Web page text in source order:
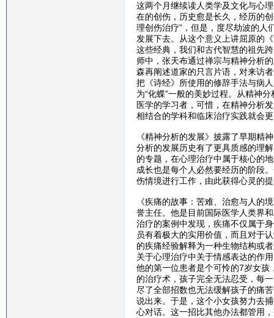
这两个月继续读人类学及文化与心
在的创伤，历史愈是长久，经历的
理创伤治疗”，但是，度尽劫波的人
发展下去。从这个意义上讲屈原的
这些经典，我们和古代智慧的祖先
师中，张天布通过禅宗与精神分析
森再阐述道家的只言片语，对来访
把《诗经》所使用的修辞手法与病
为“化蝶”一般的美妙过程。从精神
医学的学习者，可惜，在精神分析
相结合的学科和临床治疗实践就会
《精神分析的发展》披露了早期精
分析的发展历史有了更具质感的理
的专题，在心理治疗中属于核心的
成长也是每个人必然要经历的阶段
伤情境进行工作，由此获得心灵的
《疾痛的故事：苦难、治愈与人的
誉主任。他是目前国际医学人类界
治疗的案例中发现，疾痛不仅属于
员有着极大的实用价值，而且对于
的疾痛经验解释为一种生物结构或
关于心理治疗中关于情感表达的作
他的第一位患者是个可怜的7岁女
的治疗术，孩子完全无法忍受，每
尽了全部招数也无法缓解孩子的痛
说出来。于是，这个小女孩努力去
心对话。这一招比其他办法都管用